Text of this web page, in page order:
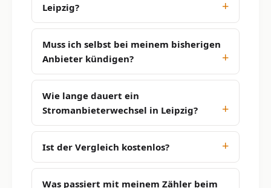
Leipzig?
Muss ich selbst bei meinem bisherigen
Anbieter kündigen?
Wie lange dauert ein
Stromanbieterwechsel in Leipzig?
Ist der Vergleich kostenlos?
Was passiert mit meinem Zähler beim